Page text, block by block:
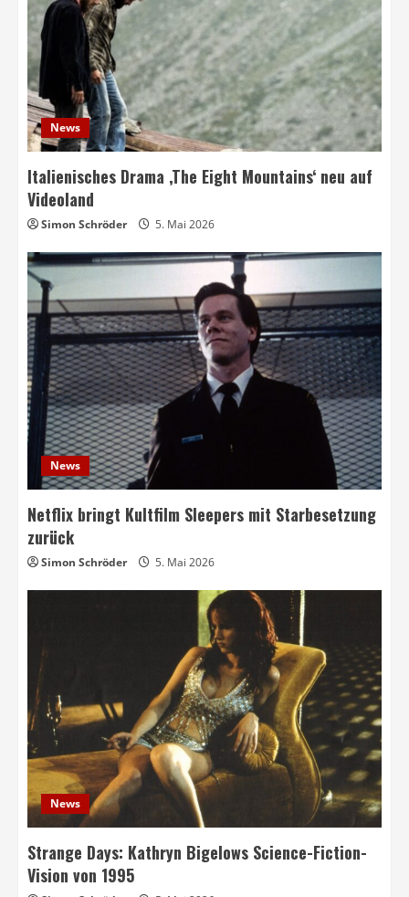
News
Italienisches Drama ‚The Eight Mountains‘ neu auf
Videoland
Simon Schröder 5. Mai 2026
News
Netflix bringt Kultfilm Sleepers mit Starbesetzung
zurück
Simon Schröder 5. Mai 2026
News
Strange Days: Kathryn Bigelows Science-Fiction-
Vision von 1995